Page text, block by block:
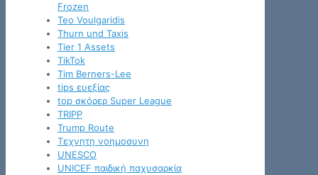
Frozen
Teo Voulgaridis
Thurn und Taxis
Tier 1 Assets
TikTok
Tim Berners-Lee
tips ευεξίας
top σκόρερ Super League
TRIPP
Trump Route
Tεχνητη νοημοσυνη
UNESCO
UNICEF παιδική παχυσαρκία